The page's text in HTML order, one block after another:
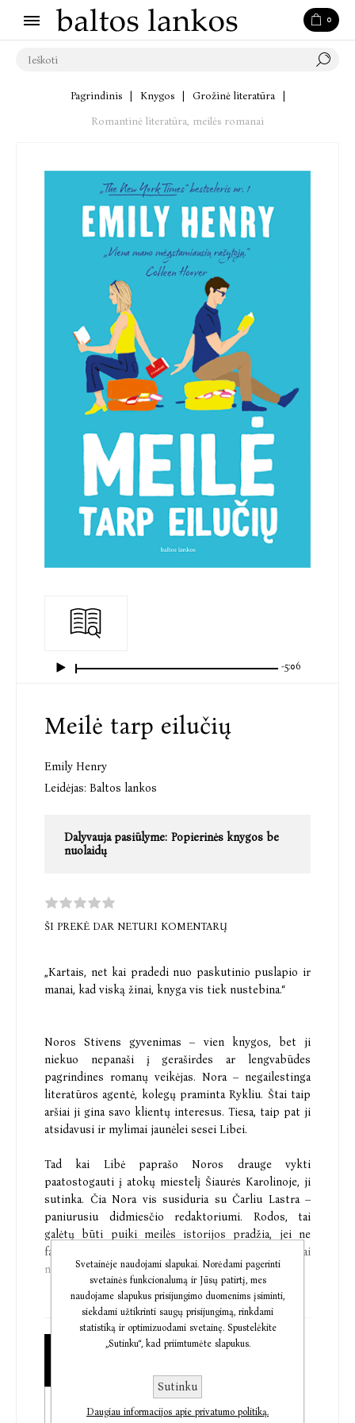
0
Pagrindinis Knygos Grožinė literatūra
Romantinė literatūra, meilės romanai
-5:06
Meilė tarp eilučių
Emily Henry
Leidėjas: Baltos lankos
Dalyvauja pasiūlyme: Popierinės knygos be
nuolaidų
ŠI PREKĖ DAR NETURI KOMENTARŲ
„Kartais, net kai pradedi nuo paskutinio puslapio ir
manai, kad viską žinai, knyga vis tiek nustebina.“
Noros Stivens gyvenimas – vien knygos, bet ji
niekuo nepanaši į geraširdes ar lengvabūdes
pagrindines romanų veikėjas. Nora – negailestinga
literatūros agentė, kolegų praminta Rykliu. Štai taip
aršiai ji gina savo klientų interesus. Tiesa, taip pat ji
atsidavusi ir mylimai jaunėlei sesei Libei.
Tad kai Libė paprašo Noros drauge vykti
paatostogauti į atokų miestelį Šiaurės Karolinoje, ji
sutinka. Čia Nora vis susiduria su Čarliu Lastra –
paniurusiu didmiesčio redaktoriumi. Rodos, tai
galėtų būti puiki meilės istorijos pradžia, jei ne
faktas, kad jiedu jau ne kartą buvo susitikę ir tai
nebuvo maloni patirtis.
Mažame Sanšain Folse likimas Norą ir Čarlį vis
suveda draugėn – per virtinę sutapimų, kuriems
negalėtų atsispirti net labiausiai užkietėjęs cinikas.
kurtos istorijos apie save tėra gerai sulipdyta
fikcija...
Audioknyga
€11,56
Svetainėje naudojami slapukai. Norėdami pagerinti
svetainės funkcionalumą ir Jūsų patirtį, mes
naudojame slapukus prisijungimo duomenims įsiminti,
siekdami užtikrinti saugų prisijungimą, rinkdami
statistiką ir optimizuodami svetainę. Spustelėkite
„Sutinku“, kad priimtumėte slapukus.
Sutinku
Daugiau informacijos apie privatumo politiką.